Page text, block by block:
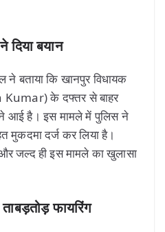
दिया बयान
ने बताया कि खानपुर विधायक
के दफ्तर से बाहर
आई है। इस मामले में पुलिस ने
मुकदमा दर्ज कर लिया है।
जल्द ही इस मामले का खुलासा
फायरिंग